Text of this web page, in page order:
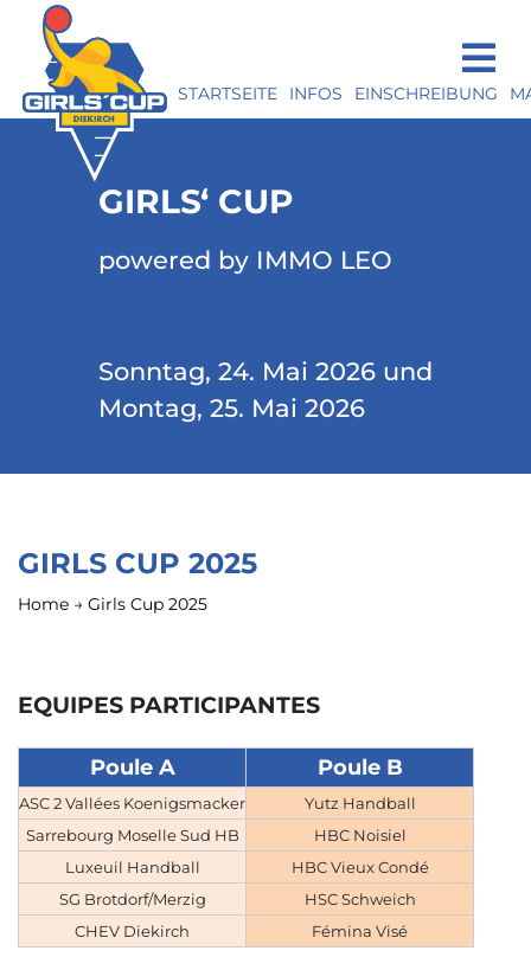
STARTSEITE INFOS EINSCHREIBUNG
GIRLS‘ CUP
powered by IMMO LEO
Sonntag, 24. Mai 2026 und
Montag, 25. Mai 2026
GIRLS CUP 2025
Home → Girls Cup 2025
EQUIPES PARTICIPANTES
Poule A Poule B
ASC 2 Vallées Koenigsmacker
Yutz Handball
Sarrebourg Moselle Sud HB
HBC Noisiel
Luxeuil Handball
HBC Vieux Condé
SG Brotdorf/Merzig
HSC Schweich
CHEV Diekirch
Fémina Visé